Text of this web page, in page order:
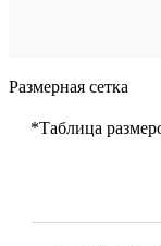
Размерная сетка
*Таблица